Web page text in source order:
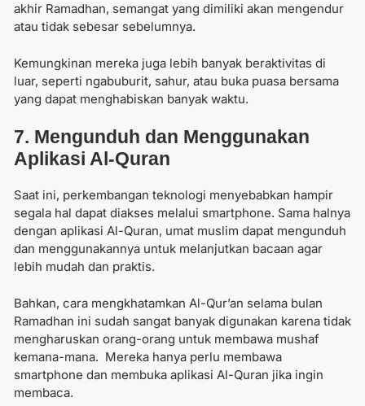
akhir Ramadhan, semangat yang dimiliki akan mengendur
atau tidak sebesar sebelumnya.
Kemungkinan mereka juga lebih banyak beraktivitas di
luar, seperti ngabuburit, sahur, atau buka puasa bersama
yang dapat menghabiskan banyak waktu.
7. Mengunduh dan Menggunakan
Aplikasi Al-Quran
Saat ini, perkembangan teknologi menyebabkan hampir
segala hal dapat diakses melalui smartphone. Sama halnya
dengan aplikasi Al-Quran, umat muslim dapat mengunduh
dan menggunakannya untuk melanjutkan bacaan agar
lebih mudah dan praktis.
Bahkan, cara mengkhatamkan Al-Qur’an selama bulan
Ramadhan ini sudah sangat banyak digunakan karena tidak
mengharuskan orang-orang untuk membawa mushaf
kemana-mana. Mereka hanya perlu membawa
smartphone dan membuka aplikasi Al-Quran jika ingin
membaca.